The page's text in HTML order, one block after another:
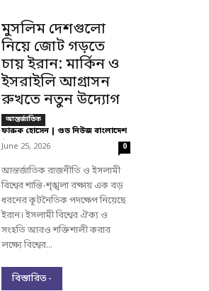
মুসলিম দেশগুলো
নিয়ে জোট গড়তে
চায় ইরান: মার্কিন ও
ইসরাইলি আগ্রাসন
রুখতে নতুন উদ্যোগ
আন্তর্জাতিক
ফারুক হোসেন | গুড নিউজ বাংলাদেশ
-
June 25, 2026 0
আন্তর্জাতিক রাজনীতি ও ইসলামী
বিশ্বের শান্তি-শৃঙ্খলা রক্ষায় এক বড়
ধরনের কূটনৈতিক পদক্ষেপ নিয়েছে
ইরান। ইসলামী বিশ্বের ঐক্য ও
সংহতি আরও শক্তিশালী করার
লক্ষ্যে বিশ্বের...
বিস্তারিত -